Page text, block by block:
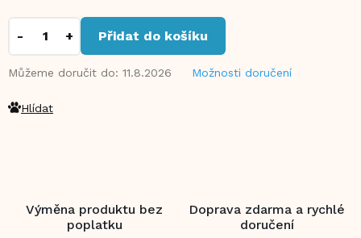
Můžeme doručit do: 11.8.2026 Možnosti doručení
Přidat do košíku
Hlídat
Výměna produktu bez
poplatku
Doprava zdarma a rychlé
doručení